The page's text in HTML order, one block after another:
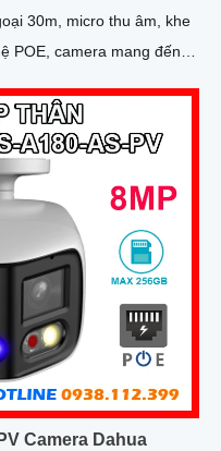
POE, camera mang đến
Camera Dahua